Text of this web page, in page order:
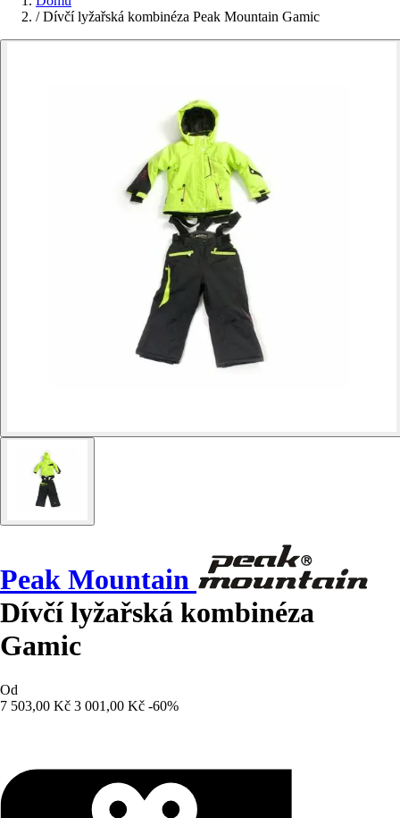
/ Dívčí lyžařská kombinéza Peak Mountain Gamic
Peak Mountain
Dívčí lyžařská kombinéza
Gamic
Od
7 503,00 Kč 3 001,00 Kč -60%